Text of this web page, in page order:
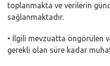
toplanmakta ve verilerin
sağlanmaktadır.
• İlgili mevzuatta öngörülen
gerekli olan süre kadar